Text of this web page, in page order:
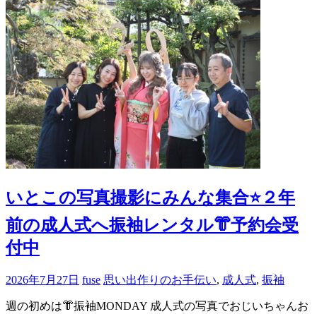
いとこの写真撮影にみんな集合⭐️２年
前の成人式へ振袖レンタル👘予約会受
付中
2026年7月27日 fuse 思い出作りのお手伝い, 成人式, 振袖
週の初めは👘振袖MONDAY 成人式の写真でおじいちゃんお